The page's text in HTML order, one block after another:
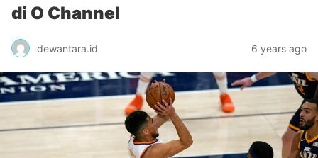
di O Channel
dewantara.id 6 years ago